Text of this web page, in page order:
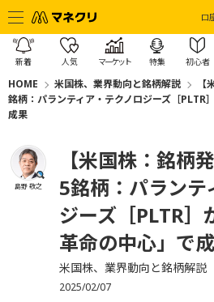
口
新着 人気 マーケット 特集 初心者
HOME 米国株、業界動向と銘柄解説
銘柄：パランティア・テクノロジーズ［PLTR
成果
島野 敬之
【米国株：銘柄
5銘柄：パランテ
ジーズ［PLTR
革命の中心」で
米国株、業界動向と銘柄解説
2025/02/07